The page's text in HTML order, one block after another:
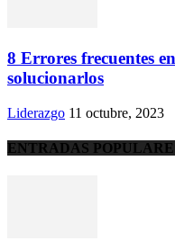
8 Errores frecuentes
solucionarlos
Liderazgo 11 octubre, 2023
ENTRADAS